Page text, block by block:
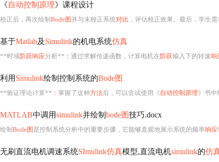
《自动控制原理》课程设计
校正后，再次绘制 Bode图 并与未校正系统对比 ，评估校正效果。最后，学生
基于Matlab及 Simulink的机电系统仿真
**时域阶跃响应分析** ： 通过求解传递函数，计算电机在阶跃输入下的转速响
利用 Simulink绘制控制系统的Bode图
**验证理论计算** ： 掌握了这种方法后，可以尝试使用《自动控制原理》书中
MATLAB中调用simulink并绘制 bode图技巧.docx
绘制 Bode图 是控制系统分析中的重要步骤，它能够直观地展示系统的频率响应
无刷直流电机调速系统SImulink仿真模型,直流电机simulink的仿